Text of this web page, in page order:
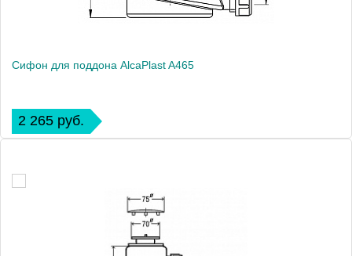
Сифон для поддона AlcaPlast A465
2 265 руб.